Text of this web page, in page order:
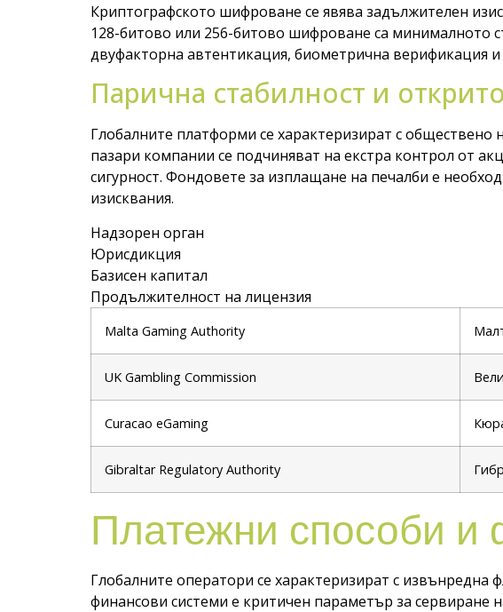
Криптографското шифроване се явява задължителен
128-битово или 256-битово шифроване са минималното
двуфакторна автентикация, биометрична верификация
Парична стабилност и
Глобалните платформи се характеризират с
пазари компании се подчиняват на екстра контрол от
сигурност. Фондовете за изплащане на печалби е
изисквания.
Надзорен орган
Юрисдикция
Базисен капитал
Продължителност на лицензия
Malta Gaming Authority
UK Gambling Commission
Curacao eGaming
Gibraltar Regulatory Authority
Платежни способи и
Глобалните оператори се характеризират с
финансови системи е критичен параметър за сервиране